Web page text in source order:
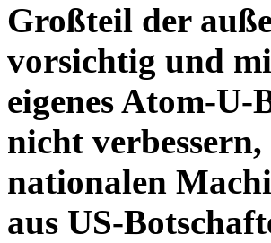
Großteil der
vorsichtig und
eigenes Atom-
nicht
nationalen
aus US-